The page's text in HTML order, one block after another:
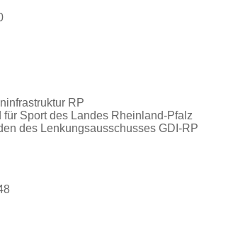
RP
Sport des Landes Rheinland-Pfalz
des Lenkungsausschusses GDI-RP